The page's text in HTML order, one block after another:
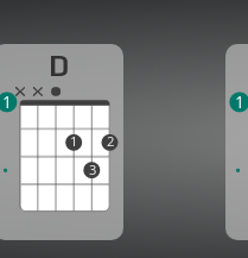
D
1
3
2
1 1